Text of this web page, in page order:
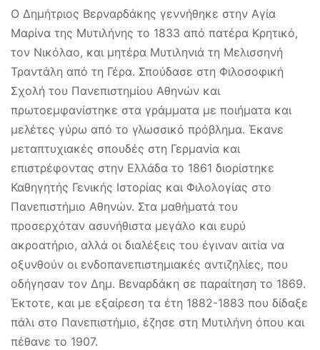
Ο Δημήτριος Βερναρδάκης γεννήθηκε στην Αγία
Μαρίνα της Μυτιλήνης το 1833 από πατέρα Κρητικό,
τον Νικόλαο, και μητέρα Μυτιληνιά τη Μελισσηνή
Τραντάλη από τη Γέρα. Σπούδασε στη Φιλοσοφική
Σχολή του Πανεπιστημίου Αθηνών και
πρωτοεμφανίστηκε στα γράμματα με ποιήματα και
μελέτες γύρω από το γλωσσικό πρόβλημα. Έκανε
μεταπτυχιακές σπουδές στη Γερμανία και
επιστρέφοντας στην Ελλάδα το 1861 διορίστηκε
Καθηγητής Γενικής Ιστορίας και Φιλολογίας στο
Πανεπιστήμιο Αθηνών. Στα μαθήματά του
προσερχόταν ασυνήθιστα μεγάλο και ευρύ
ακροατήριο, αλλά οι διαλέξεις του έγιναν αιτία να
οξυνθούν οι ενδοπανεπιστημιακές αντιζηλίες, που
οδήγησαν τον Δημ. Βεναρδάκη σε παραίτηση το 1869.
Έκτοτε, και με εξαίρεση τα έτη 1882-1883 που δίδαξε
πάλι στο Πανεπιστήμιο, έζησε στη Μυτιλήνη όπου και
πέθανε το 1907.